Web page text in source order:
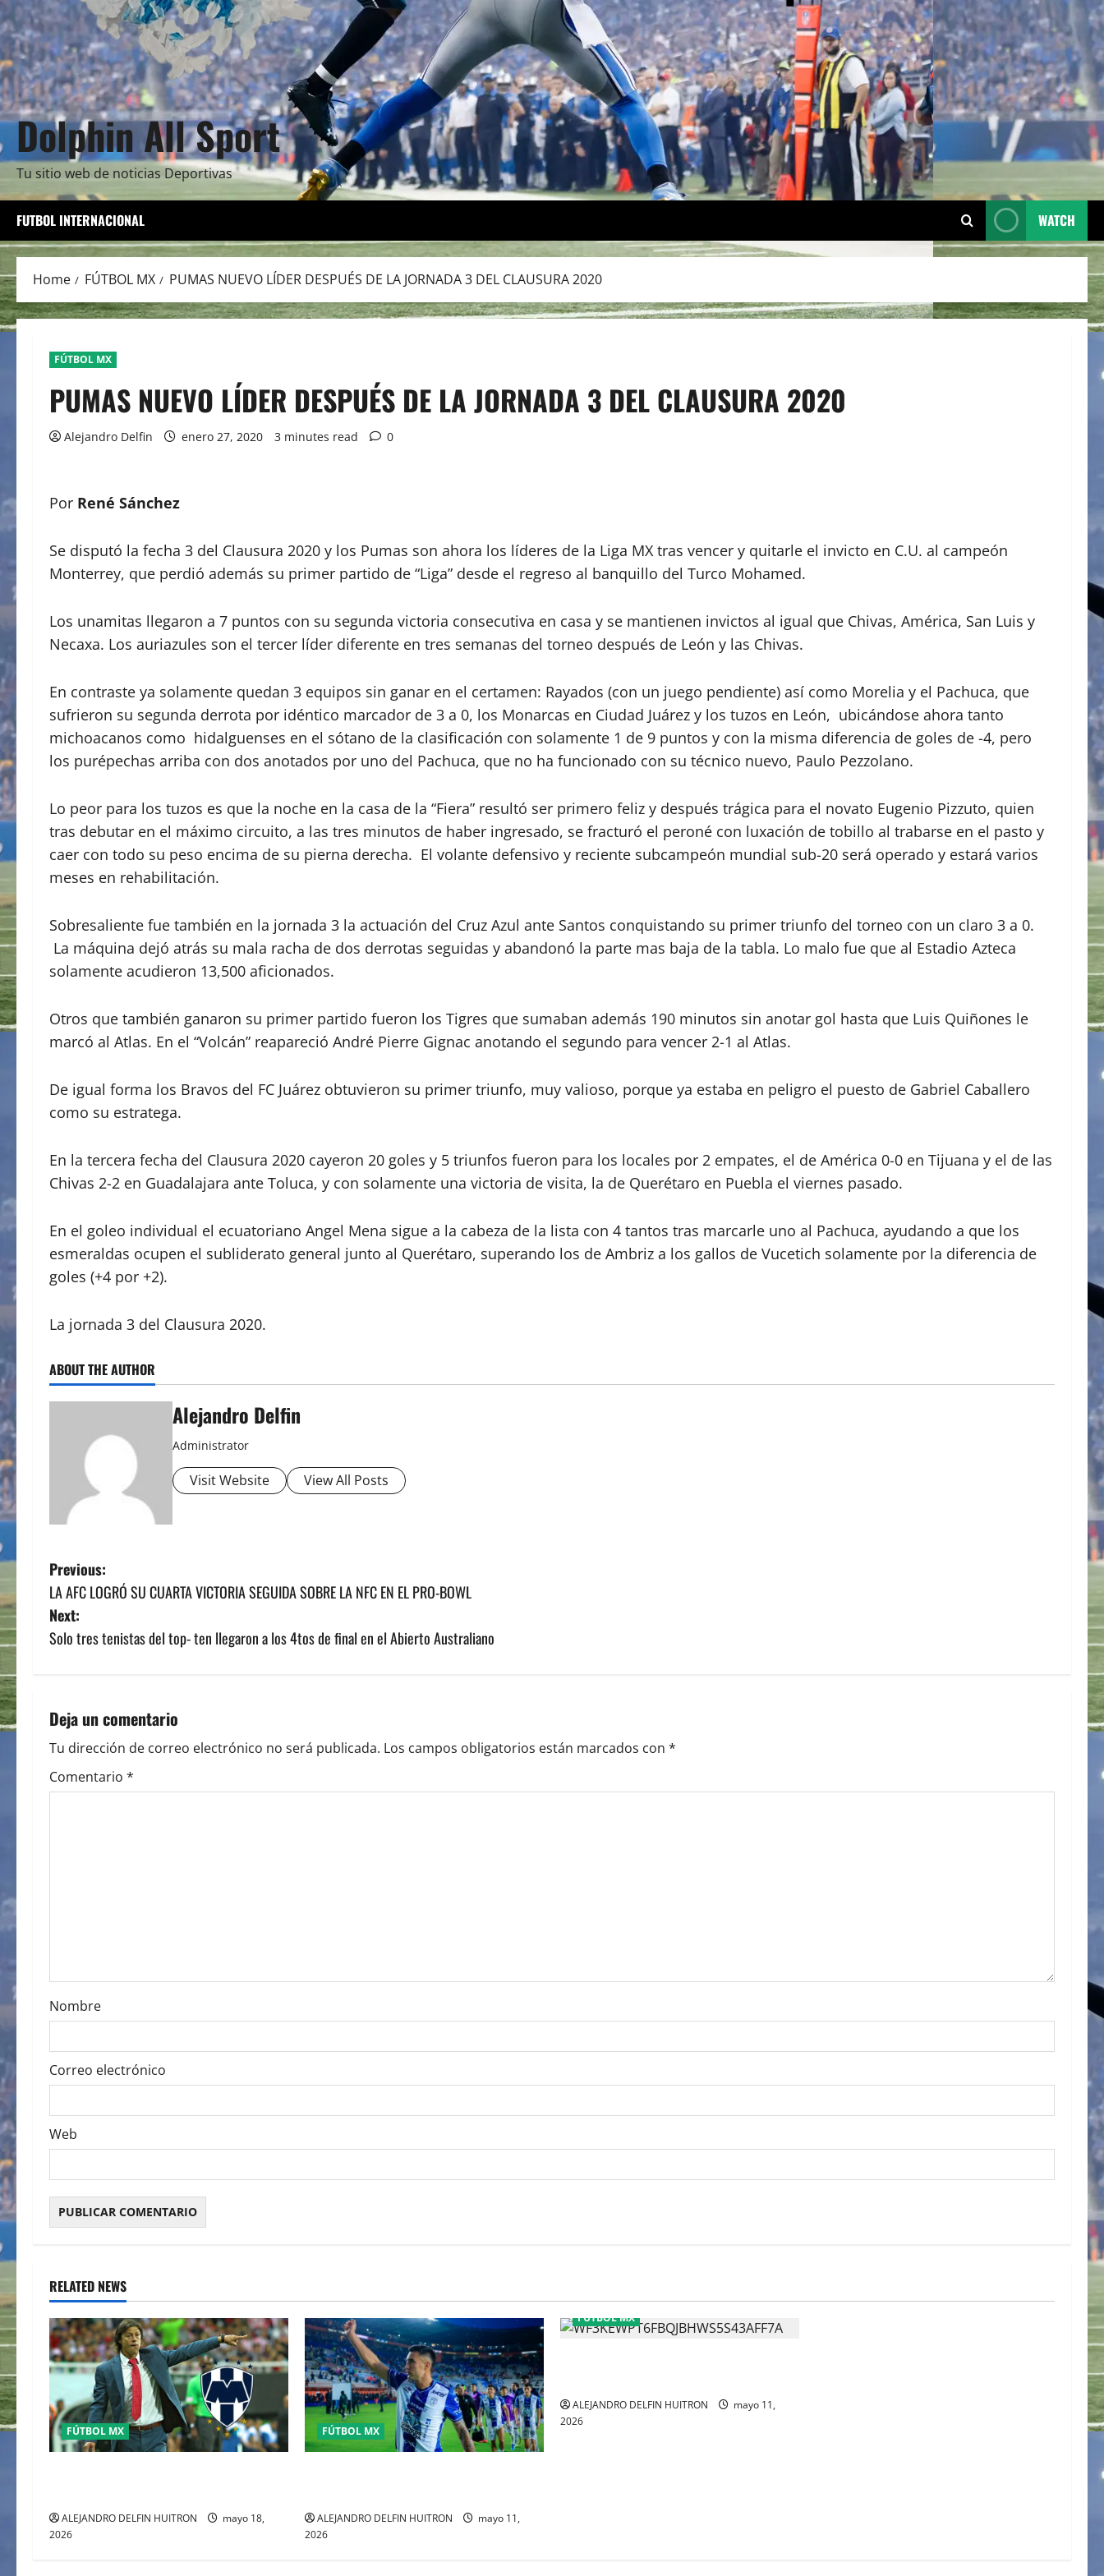
Dolphin All Sport
Tu sitio web de noticias Deportivas
FUTBOL INTERNACIONAL WATCH
Home FÚTBOL MX PUMAS NUEVO LÍDER DESPUÉS DE LA JORNADA 3 DEL CLAUSURA 2020
FÚTBOL MX
PUMAS NUEVO LÍDER DESPUÉS DE LA JORNADA 3 DEL CLAUSURA 2020
Alejandro Delfin enero 27, 2020 3 minutes read 0
Por René Sánchez
Se disputó la fecha 3 del Clausura 2020 y los Pumas son ahora los líderes de la Liga MX tras vencer y quitarle el invicto en C.U. al campeón
Monterrey, que perdió además su primer partido de “Liga” desde el regreso al banquillo del Turco Mohamed.
Los unamitas llegaron a 7 puntos con su segunda victoria consecutiva en casa y se mantienen invictos al igual que Chivas, América, San Luis y
Necaxa. Los auriazules son el tercer líder diferente en tres semanas del torneo después de León y las Chivas.
En contraste ya solamente quedan 3 equipos sin ganar en el certamen: Rayados (con un juego pendiente) así como Morelia y el Pachuca, que
sufrieron su segunda derrota por idéntico marcador de 3 a 0, los Monarcas en Ciudad Juárez y los tuzos en León, ubicándose ahora tanto
michoacanos como hidalguenses en el sótano de la clasificación con solamente 1 de 9 puntos y con la misma diferencia de goles de -4, pero
los purépechas arriba con dos anotados por uno del Pachuca, que no ha funcionado con su técnico nuevo, Paulo Pezzolano.
Lo peor para los tuzos es que la noche en la casa de la “Fiera” resultó ser primero feliz y después trágica para el novato Eugenio Pizzuto, quien
tras debutar en el máximo circuito, a las tres minutos de haber ingresado, se fracturó el peroné con luxación de tobillo al trabarse en el pasto y
caer con todo su peso encima de su pierna derecha. El volante defensivo y reciente subcampeón mundial sub-20 será operado y estará varios
meses en rehabilitación.
Sobresaliente fue también en la jornada 3 la actuación del Cruz Azul ante Santos conquistando su primer triunfo del torneo con un claro 3 a 0.
La máquina dejó atrás su mala racha de dos derrotas seguidas y abandonó la parte mas baja de la tabla. Lo malo fue que al Estadio Azteca
solamente acudieron 13,500 aficionados.
Otros que también ganaron su primer partido fueron los Tigres que sumaban además 190 minutos sin anotar gol hasta que Luis Quiñones le
marcó al Atlas. En el “Volcán” reapareció André Pierre Gignac anotando el segundo para vencer 2-1 al Atlas.
De igual forma los Bravos del FC Juárez obtuvieron su primer triunfo, muy valioso, porque ya estaba en peligro el puesto de Gabriel Caballero
como su estratega.
En la tercera fecha del Clausura 2020 cayeron 20 goles y 5 triunfos fueron para los locales por 2 empates, el de América 0-0 en Tijuana y el de las
Chivas 2-2 en Guadalajara ante Toluca, y con solamente una victoria de visita, la de Querétaro en Puebla el viernes pasado.
En el goleo individual el ecuatoriano Angel Mena sigue a la cabeza de la lista con 4 tantos tras marcarle uno al Pachuca, ayudando a que los
esmeraldas ocupen el subliderato general junto al Querétaro, superando los de Ambriz a los gallos de Vucetich solamente por la diferencia de
goles (+4 por +2).
La jornada 3 del Clausura 2020.
ABOUT THE AUTHOR
Alejandro Delfin
Administrator
Visit Website View All Posts
P
o
s
n
a
v
o
n
Previous:
LA AFC LOGRÓ SU CUARTA VICTORIA SEGUIDA SOBRE LA NFC EN EL PRO-BOWL
Next:
Solo tres tenistas del top- ten llegaron a los 4tos de final en el Abierto Australiano
Deja un comentario
Tu dirección de correo electrónico no será publicada. Los campos obligatorios están marcados con *
Comentario *
Nombre
Correo electrónico
Web
RELATED NEWS
FÚTBOL MX
ALEJANDRO DELFIN HUITRON
mayo 18,
2026
FÚTBOL MX
ALEJANDRO DELFIN HUITRON
mayo 11,
2026
FÚTBOL MX
ALEJANDRO DELFIN HUITRON
mayo 11,
2026